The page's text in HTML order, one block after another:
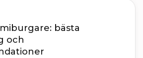
bästa
och